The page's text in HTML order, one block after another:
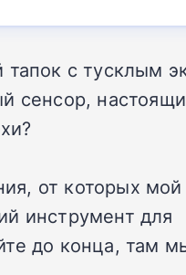
с тусклым
сенсор,
от которых
инструмент для
до конца, там